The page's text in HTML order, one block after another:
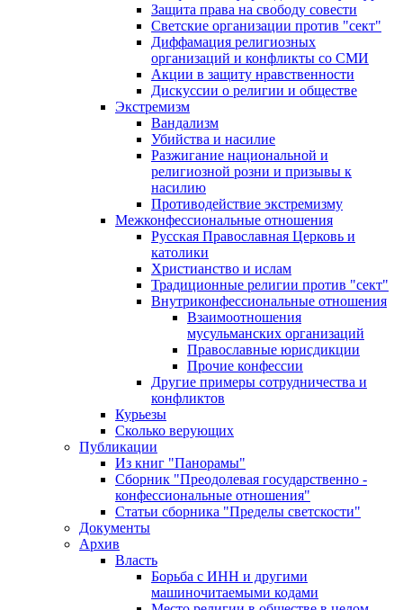
Защита права на свободу совести
Светские организации против "сект"
Диффамация религиозных
организаций и конфликты со СМИ
Акции в защиту нравственности
Дискуссии о религии и обществе
Экстремизм
Вандализм
Убийства и насилие
Разжигание национальной и
религиозной розни и призывы к
насилию
Противодействие экстремизму
Межконфессиональные отношения
Русская Православная Церковь и
католики
Христианство и ислам
Традиционные религии против "сект"
Внутриконфессиональные отношения
Взаимоотношения
мусульманских организаций
Православные юрисдикции
Прочие конфессии
Другие примеры сотрудничества и
конфликтов
Курьезы
Сколько верующих
Публикации
Из книг "Панорамы"
Сборник "Преодолевая государственно -
конфессиональные отношения"
Статьи сборника "Пределы светскости"
Документы
Архив
Власть
Борьба с ИНН и другими
машиночитаемыми кодами